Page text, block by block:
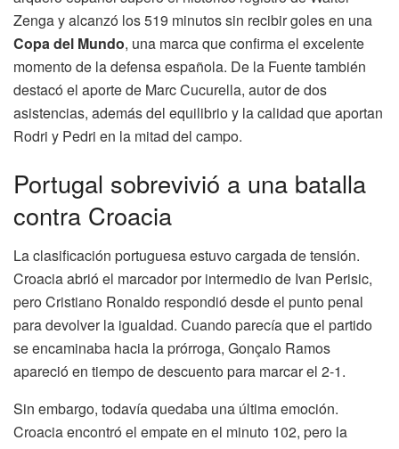
Zenga y alcanzó los 519 minutos sin recibir goles en una
Copa del Mundo, una marca que confirma el excelente
momento de la defensa española. De la Fuente también
destacó el aporte de Marc Cucurella, autor de dos
asistencias, además del equilibrio y la calidad que aportan
Rodri y Pedri en la mitad del campo.
Portugal sobrevivió a una batalla
contra Croacia
La clasificación portuguesa estuvo cargada de tensión.
Croacia abrió el marcador por intermedio de Ivan Perisic,
pero Cristiano Ronaldo respondió desde el punto penal
para devolver la igualdad. Cuando parecía que el partido
se encaminaba hacia la prórroga, Gonçalo Ramos
apareció en tiempo de descuento para marcar el 2-1.
Sin embargo, todavía quedaba una última emoción.
Croacia encontró el empate en el minuto 102, pero la